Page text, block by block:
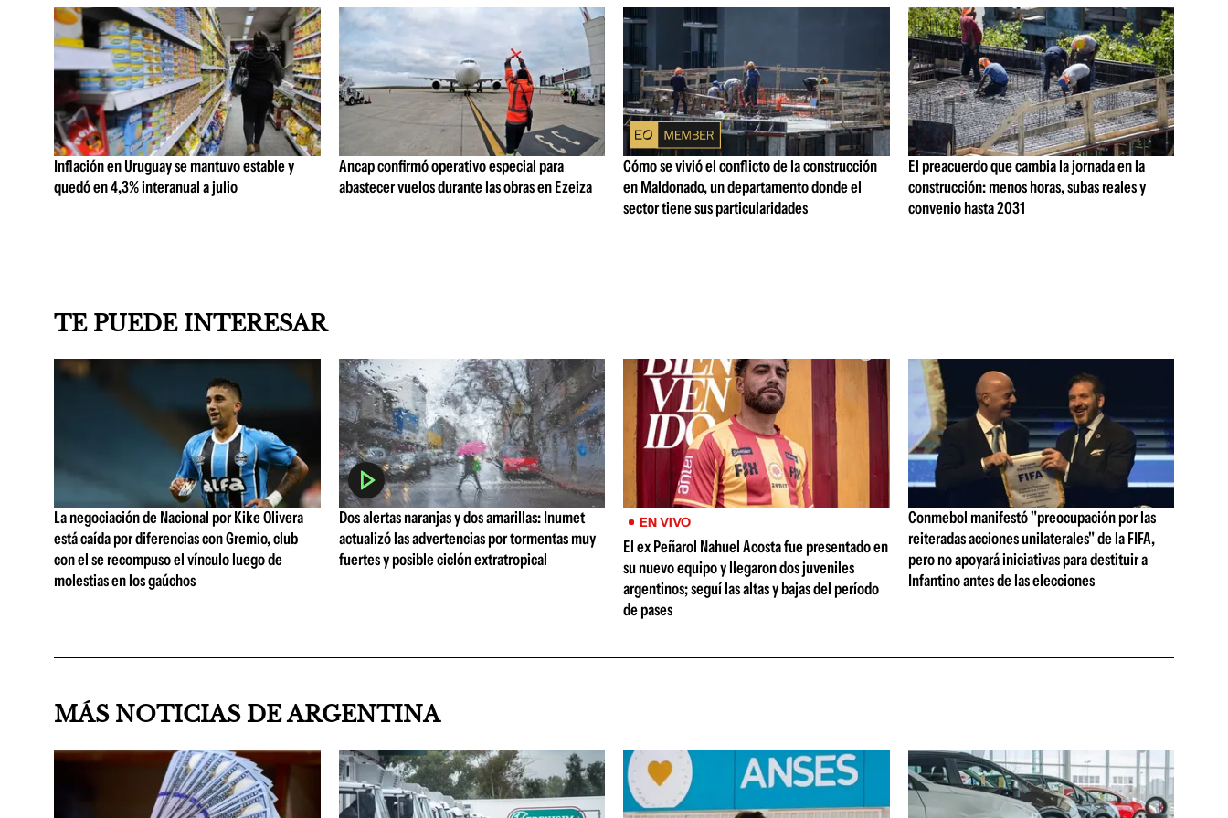
Inflación en Uruguay se mantuvo estable y
quedó en 4,3% interanual a julio
Ancap confirmó operativo especial para
abastecer vuelos durante las obras en Ezeiza
Cómo se vivió el conflicto de la construcción
en Maldonado, un departamento donde el
sector tiene sus particularidades
El preacuerdo que cambia la jornada en la
construcción: menos horas, subas reales y
convenio hasta 2031
TE PUEDE INTERESAR
La negociación de Nacional por Kike Olivera
está caída por diferencias con Gremio, club
con el se recompuso el vínculo luego de
molestias en los gaúchos
Dos alertas naranjas y dos amarillas: Inumet
actualizó las advertencias por tormentas muy
fuertes y posible ciclón extratropical
EN VIVO
El ex Peñarol Nahuel Acosta fue presentado en
su nuevo equipo y llegaron dos juveniles
argentinos; seguí las altas y bajas del período
de pases
Conmebol manifestó "preocupación por las
reiteradas acciones unilaterales" de la FIFA,
pero no apoyará iniciativas para destituir a
Infantino antes de las elecciones
MÁS NOTICIAS DE ARGENTINA